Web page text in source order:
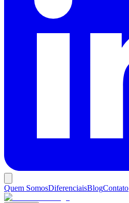
Quem SomosDiferenciaisBlogContato